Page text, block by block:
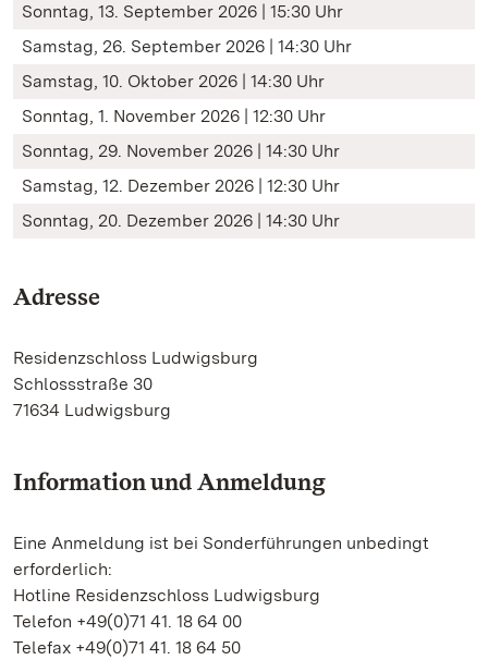
Sonntag, 13. September 2026 | 15:30 Uhr
Samstag, 26. September 2026 | 14:30 Uhr
Samstag, 10. Oktober 2026 | 14:30 Uhr
Sonntag, 1. November 2026 | 12:30 Uhr
Sonntag, 29. November 2026 | 14:30 Uhr
Samstag, 12. Dezember 2026 | 12:30 Uhr
Sonntag, 20. Dezember 2026 | 14:30 Uhr
Adresse
Residenzschloss Ludwigsburg
Schlossstraße 30
71634 Ludwigsburg
Information und Anmeldung
Eine Anmeldung ist bei Sonderführungen unbedingt
erforderlich:
Hotline Residenzschloss Ludwigsburg
Telefon +49(0)71 41. 18 64 00
Telefax +49(0)71 41. 18 64 50